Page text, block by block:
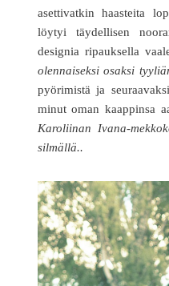
asettivatkin haasteita
löytyi täydellisen
designia ripauksella
olennaiseksi osaksi
pyörimistä ja
minut oman kaappinsa
Karoliinan Ivana-
silmällä..